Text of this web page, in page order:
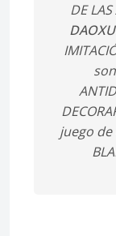
DE LAS
DAOXU
juego